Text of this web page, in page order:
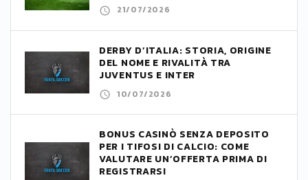
21/07/2026
DERBY D’ITALIA: STORIA, ORIGINE
DEL NOME E RIVALITÀ TRA
JUVENTUS E INTER
10/07/2026
BONUS CASINÒ SENZA DEPOSITO
PER I TIFOSI DI CALCIO: COME
VALUTARE UN’OFFERTA PRIMA DI
REGISTRARSI